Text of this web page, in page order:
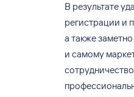
В результате
регистрации и
а также
и самому